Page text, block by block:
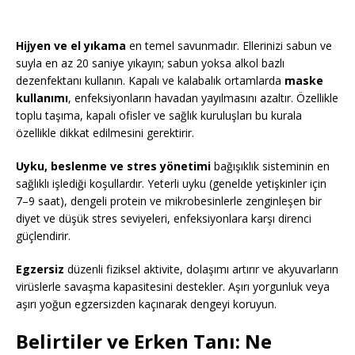
Hijyen ve el yıkama en temel savunmadır. Ellerinizi sabun ve
suyla en az 20 saniye yıkayın; sabun yoksa alkol bazlı
dezenfektanı kullanın. Kapalı ve kalabalık ortamlarda maske
kullanımı, enfeksiyonların havadan yayılmasını azaltır. Özellikle
toplu taşıma, kapalı ofisler ve sağlık kuruluşları bu kurala
özellikle dikkat edilmesini gerektirir.
Uyku, beslenme ve stres yönetimi bağışıklık sisteminin en
sağlıklı işlediği koşullardır. Yeterli uyku (genelde yetişkinler için
7–9 saat), dengeli protein ve mikrobesinlerle zenginleşen bir
diyet ve düşük stres seviyeleri, enfeksiyonlara karşı direnci
güçlendirir.
Egzersiz düzenli fiziksel aktivite, dolaşımı artırır ve akyuvarların
virüslerle savaşma kapasitesini destekler. Aşırı yorgunluk veya
aşırı yoğun egzersizden kaçınarak dengeyi koruyun.
Belirtiler ve Erken Tanı: Ne